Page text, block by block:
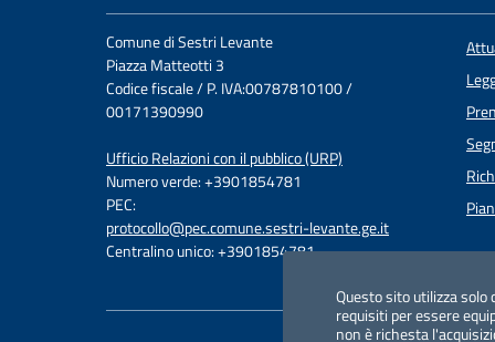
Questo sito utilizza
requisiti per essere
non è richesta
Comune di Sestri Levante
Piazza Matteotti 3
Codice fiscale / P. IVA:00787810100 /
00171390990
Ufficio Relazioni con il pubblico (URP)
Numero verde: +3901854781
PEC:
protocollo@pec.comune.sestri-levante.ge.it
Centralino unico: +3901854781